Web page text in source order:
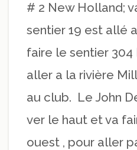
# 2 New Holland;
sentier 19 est allé
faire le sentier 304
aller a la rivière
au club. Le John
ver le haut et va
ouest , pour aller